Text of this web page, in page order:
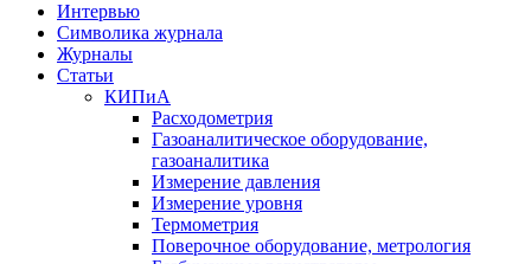
Интервью
Символика журнала
Журналы
Статьи
КИПиА
Расходометрия
Газоаналитическое оборудование,
газоаналитика
Измерение давления
Измерение уровня
Термометрия
Поверочное оборудование, метрология